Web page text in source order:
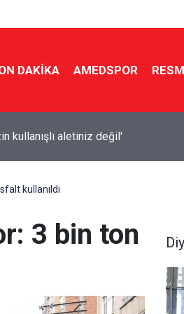
DAKIKA AMEDSPOR
iş yeri inşa edildi
kullanıldı
3 bin ton